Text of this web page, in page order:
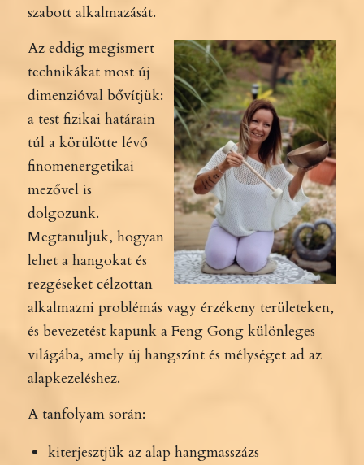
szabott alkalmazását.
Az eddigmegismert
technikákat most új
dimenzióval bővítjük:
a test fizikai határain
túl a körülötte lévő
finomenergetikai
mezővel is
dolgozunk.
Megtanuljuk, hogyan
lehet a hangokat és
rezgéseket célzottan
alkalmazni problémás vagy érzékeny területeken,
és bevezetést kapunk a Feng Gong különleges
világába, amely új hangszínt és mélységet ad az
alapkezeléshez.
A tanfolyam során:
kiterjesztjük az alap hangmasszázs